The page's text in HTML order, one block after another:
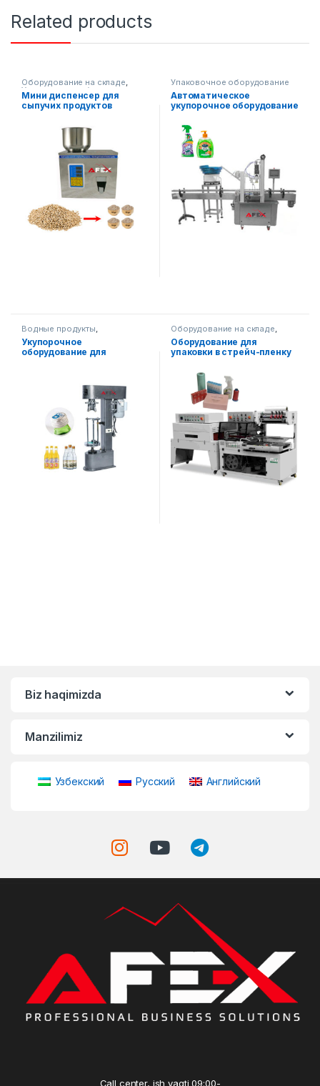
Related products
Оборудование на складе,
Упаковочное оборудование
Диспенсерное оборудование
Мини диспенсер для
сыпучих продуктов
Упаковочное оборудование
Автоматическое
укупорочное оборудование
Водные продукты,
Оборудование на складе
Упаковочное оборудование
Укупорочное
оборудование для
Оборудование на складе,
Упаковочное оборудование
Оборудование для
упаковки в стрейч-пленку
Biz haqimizda
Manzilimiz
Узбекский Русский Английский
Call center, ish vaqti 09:00-